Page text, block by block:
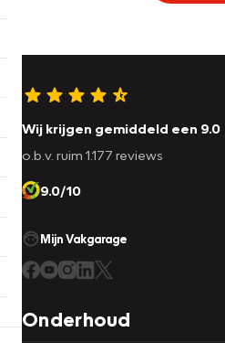
Wij krijgen gemiddeld een 9.0
o.b.v. ruim 1.177 reviews
9.0/10
Mijn Vakgarage
Onderhoud